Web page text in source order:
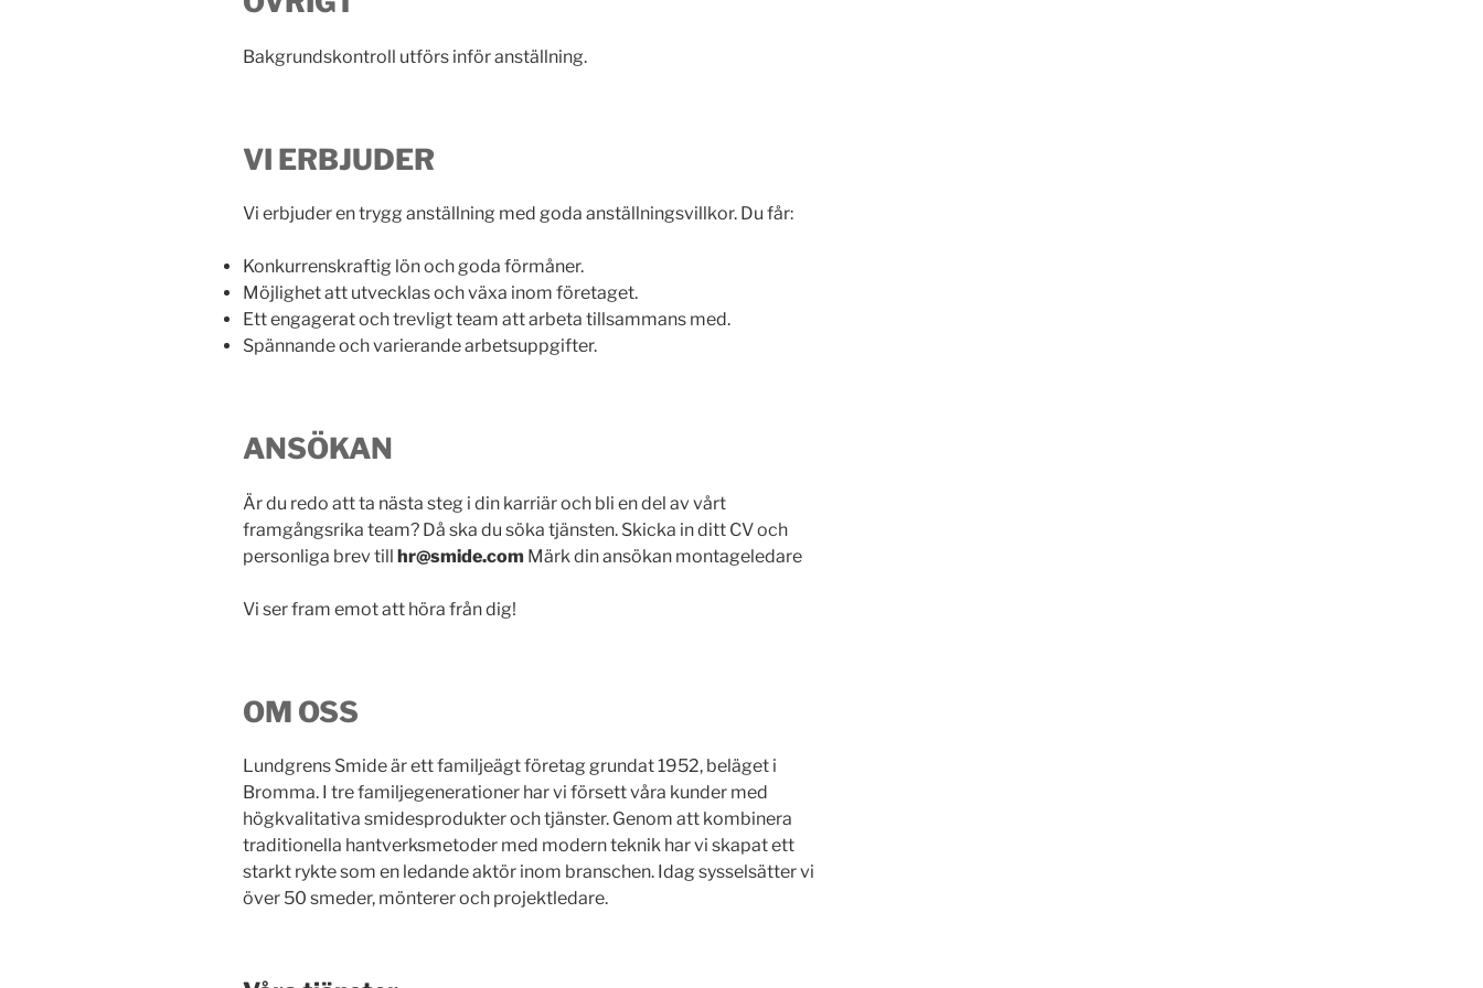
Bakgrundskontroll utförs inför anställning.
VI ERBJUDER
Vi erbjuder en trygg anställning med goda anställningsvillkor. Du får:
Konkurrenskraftig lön och goda förmåner.
Möjlighet att utvecklas och växa inom företaget.
Ett engagerat och trevligt team att arbeta tillsammans med.
Spännande och varierande arbetsuppgifter.
ANSÖKAN
Är du redo att ta nästa steg i din karriär och bli en del av vårt
framgångsrika team? Då ska du söka tjänsten. Skicka in ditt CV och
personliga brev till hr@smide.com Märk din ansökan montageledare
Vi ser fram emot att höra från dig!
OM OSS
Lundgrens Smide är ett familjeägt företag grundat 1952, beläget i
Bromma. I tre familjegenerationer har vi försett våra kunder med
högkvalitativa smidesprodukter och tjänster. Genom att kombinera
traditionella hantverksmetoder med modern teknik har vi skapat ett
starkt rykte som en ledande aktör inom branschen. Idag sysselsätter vi
över 50 smeder, mönterer och projektledare.